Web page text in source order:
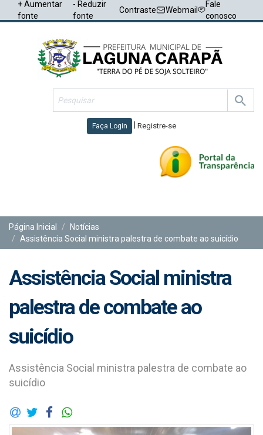
+ Aumentar
fonte
- Reduzir
fonte
Contraste Webmail
Fale
conosco
Faça Login Registre-se
Página Inicial
Notícias
Assistência Social ministra palestra de combate ao suicídio
Assistência Social ministra
palestra de combate ao
suicídio
Assistência Social ministra palestra de combate ao
suicídio